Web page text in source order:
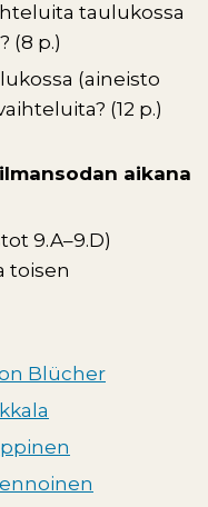
taulukossa
(8 p.)
(aineisto
(12 p.)
aikana
9.A–9.D)
toisen
Blücher